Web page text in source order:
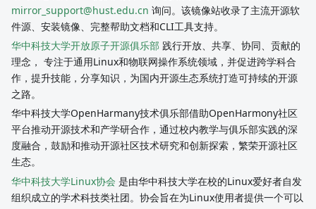
mirror_support@hust.edu.cn 询问。该镜像站收录了主流开源软
件源、安装镜像、完整帮助文档和CLI工具支持。
华中科技大学开放原子开源俱乐部 践行开放、共享、协同、贡献的
理念， 专注于通用Linux和物联网操作系统领域，并促进跨学科合
作，提升技能，分享知识，为国内开源生态系统打造可持续的开源
之路。
华中科技大学OpenHarmany技术俱乐部借助OpenHarmony社区
平台推动开源技术和产学研合作，通过校内教学与俱乐部实践的深
度融合，鼓励和推动开源社区技术研究和创新探索，繁荣开源社区
生态。
华中科技大学Linux协会 是由华中科技大学在校的Linux爱好者自发
组织成立的学术科技类社团。协会旨在为Linux使用者提供一个可以